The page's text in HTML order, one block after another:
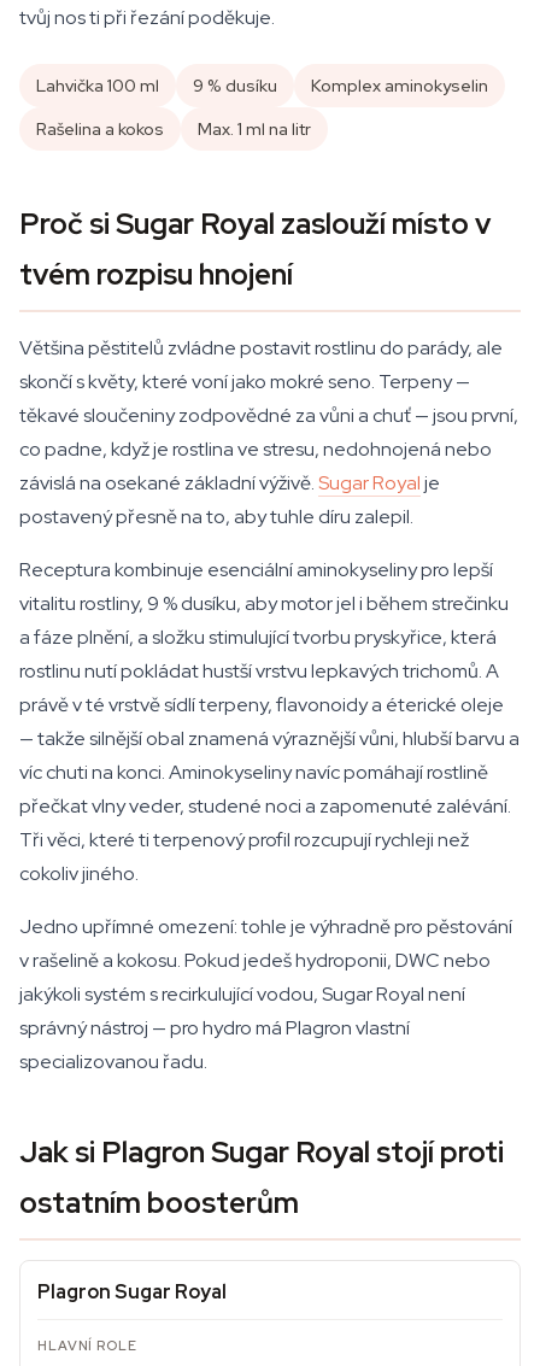
tvůj nos ti při řezání poděkuje.
Lahvička 100 ml 9 % dusíku
Komplex aminokyselin
Rašelina a kokos
Max. 1 ml na litr
Proč si Sugar Royal zaslouží místo v
tvém rozpisu hnojení
Většina pěstitelů zvládne postavit rostlinu do parády, ale
skončí s květy, které voní jako mokré seno. Terpeny —
těkavé sloučeniny zodpovědné za vůni a chuť — jsou první,
co padne, když je rostlina ve stresu, nedohnojená nebo
závislá na osekané základní výživě.Sugar Royalje
postavený přesně na to, aby tuhle díru zalepil.
Receptura kombinuje esenciální aminokyseliny pro lepší
vitalitu rostliny, 9 % dusíku, aby motor jel i během strečinku
a fáze plnění, a složku stimulující tvorbu pryskyřice, která
rostlinu nutí pokládat hustší vrstvu lepkavých trichomů. A
právě v té vrstvě sídlí terpeny, flavonoidy a éterické oleje
— takže silnější obal znamená výraznější vůni, hlubší barvu a
víc chuti na konci. Aminokyseliny navíc pomáhají rostlině
přečkat vlny veder, studené noci a zapomenuté zalévání.
Tři věci, které ti terpenový profil rozcupují rychleji než
cokoliv jiného.
Jedno upřímné omezení: tohle je výhradně pro pěstování
v rašelině a kokosu. Pokud jedeš hydroponii, DWC nebo
jakýkoli systém s recirkulující vodou, Sugar Royal není
správný nástroj — pro hydro má Plagron vlastní
specializovanou řadu.
Jak si Plagron Sugar Royal stojí proti
ostatním boosterům
Plagron Sugar Royal